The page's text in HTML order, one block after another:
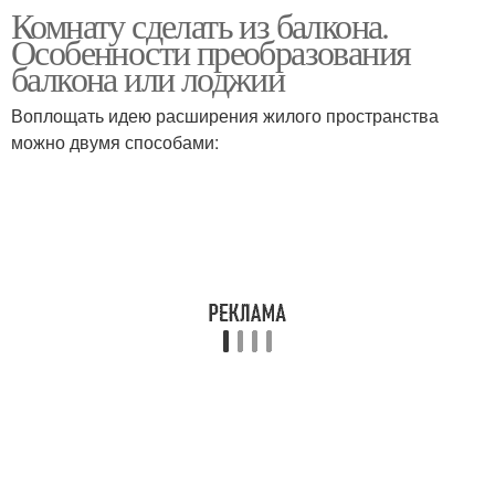
Комнату сделать из балкона.
Особенности преобразования
балкона или лоджии
Воплощать идею расширения жилого пространства
можно двумя способами: